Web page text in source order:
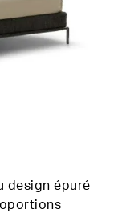
design épuré